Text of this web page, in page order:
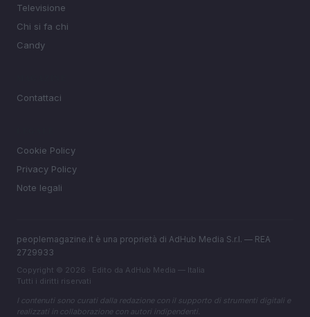
Televisione
Chi si fa chi
Candy
Contattaci
Cookie Policy
Privacy Policy
Note legali
peoplemagazine.it è una proprietà di AdHub Media S.r.l. — REA
2729933
Copyright © 2026 · Edito da AdHub Media — Italia
Tutti i diritti riservati
I contenuti sono curati dalla redazione con il supporto di strumenti digitali e
realizzati in collaborazione con autori indipendenti.